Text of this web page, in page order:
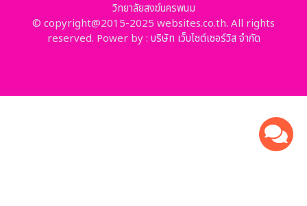
วิทยาลัยสงฆ์นครพนม
© copyright@2015-2025 websites.co.th. All rights
reserved. Power by : บริษัท เว็บไซต์เซอร์วิส จำกัด